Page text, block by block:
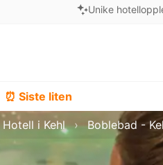
Unike
⏰ Siste liten
Hotell i Kehl Boblebad -